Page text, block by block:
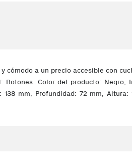
a un precio accesible con
Color del producto: Negro,
mm, Profundidad: 72 mm,